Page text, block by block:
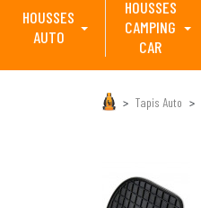
HOUSSES
AUTO
HOUSSES
CAMPING
CAR
Tapis Auto